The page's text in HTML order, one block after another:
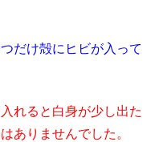
だけ殻にヒビが入って
れると白身が少し出た
ありませんでした。